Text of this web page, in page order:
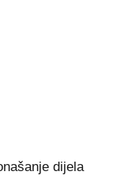
dijela